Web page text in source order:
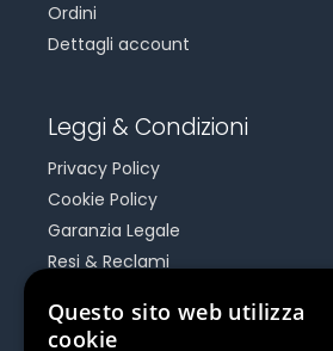
Ordini
Dettagli account
Leggi & Condizioni
Privacy Policy
Cookie Policy
Garanzia Legale
Resi & Reclami
Questo sito web utilizza
cookie